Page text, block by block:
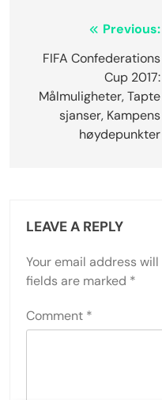
navigation
Previous:
FIFA Confederations
Cup 2017:
Målmuligheter, Tapte
sjanser, Kampens
høydepunkter
LEAVE A REPLY
Your email address
fields are marked *
Comment *